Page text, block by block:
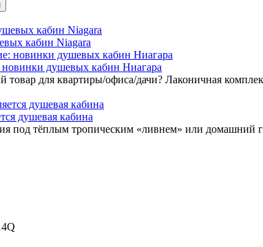
кабин Niagara
новинки душевых кабин Ниагара
для квартиры/офиса/дачи? Лаконичная
душевая кабина
под тёплым тропическим «ливнем» или домашний